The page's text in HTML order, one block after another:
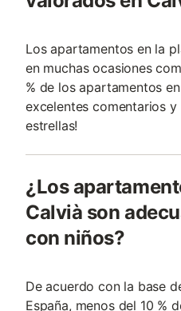
Los apartamentos en la
en muchas ocasiones
% de los apartamentos
excelentes comentarios
estrellas!
¿Los
Calvià son
con niños?
De acuerdo con la base
España, menos del 10 %